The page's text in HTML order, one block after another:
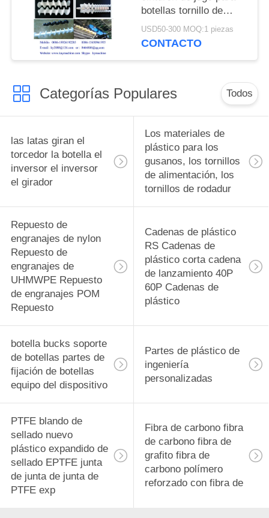
botellas tornillo de
alimentación para
botellas tornillos de
equipos de
USD50-300 MOQ:1 piezas
CONTACTO
Categorías Populares Todos
las latas giran el
torcedor la botella el
inversor el inversor
el girador
Los materiales de
plástico para los
gusanos, los tornillos
de alimentación, los
tornillos de rodadur
Repuesto de
engranajes de nylon
Repuesto de
engranajes de
UHMWPE Repuesto
de engranajes POM
Repuesto
Cadenas de plástico
RS Cadenas de
plástico corta cadena
de lanzamiento 40P
60P Cadenas de
plástico
botella bucks soporte
de botellas partes de
fijación de botellas
equipo del dispositivo
Partes de plástico de
ingeniería
personalizadas
PTFE blando de
sellado nuevo
plástico expandido de
sellado EPTFE junta
de junta de junta de
PTFE exp
Fibra de carbono fibra
de carbono fibra de
grafito fibra de
carbono polímero
reforzado con fibra de